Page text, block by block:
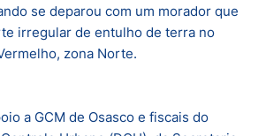
se deparou com um morador que
irregular de entulho de terra no
zona Norte.
a GCM de Osasco e fiscais do